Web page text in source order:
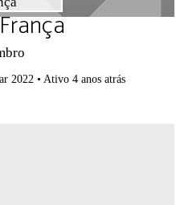
2022 • Ativo 4 anos atrás